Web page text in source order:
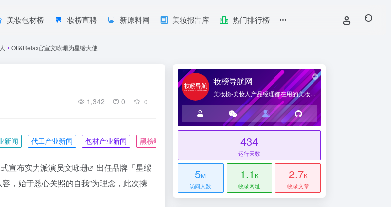
美妆包材榜 妆榜直聘 新原料网 美妆报告库 热门排行榜
• Off&Relax官宣文咏珊为星缎大使
1,342 0 0
新闻 代工产业新闻 包材产业新闻 黑榜曝光台
宣布实力派演员文咏珊
出任品牌「星缎
，始于悉心关照的自我”为理念， 此次携
妆榜导航网
美妆榜-美妆人产品经理都在用的美妆产业导航网站
434
运行天数
5M
访问人数
1.1 K
收录网址
2.7K
收录文章